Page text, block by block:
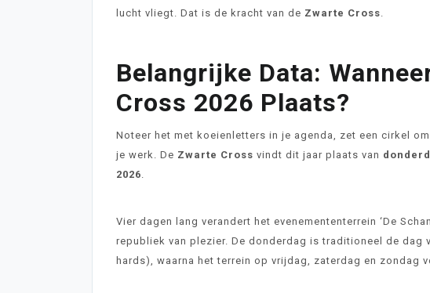
lucht vliegt. Dat is de kracht van de Zwarte Cross
Belangrijke Data:
Cross 2026 Plaats?
Noteer het met koeienletters in je agenda, zet een cirkel
je werk. De Zwarte Cross vindt dit jaar plaats van
2026
Vier dagen lang verandert het evenemententerrein ‘De
republiek van plezier. De donderdag is traditioneel de dag
hards), waarna het terrein op vrijdag, zaterdag en zondag